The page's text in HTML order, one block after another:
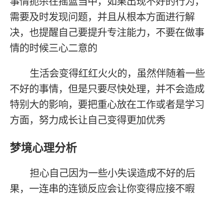
需要及时发现问题，并且从根本方面进行解
决，也提醒自己要提升专注能力，不要在做事
情的时候三心二意的
生活会变得红红火火的，虽然伴随着一些
不好的事情，但是只要尽快处理，并不会造成
特别大的影响，要把重心放在工作或者是学习
方面，努力成长让自己变得更加优秀
梦境心理分析
担心自己因为一些小失误造成不好的后
果，一连串的连锁反应会让你变得应接不暇